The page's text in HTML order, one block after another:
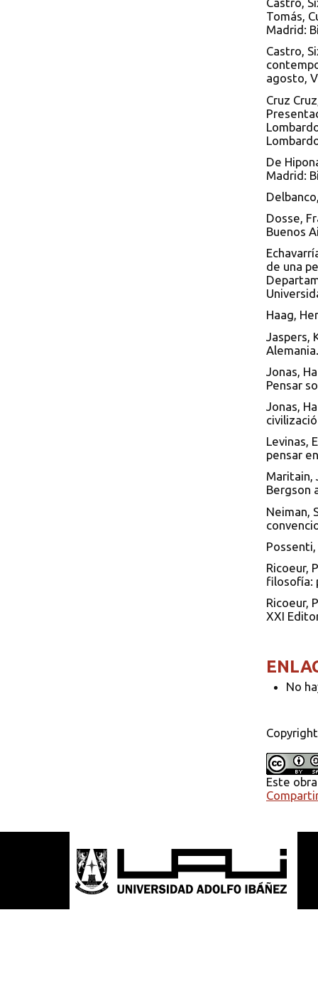
Tomás,
Madrid:
Castro,
agosto,
Cruz
De
Madrid:
Dosse,
Buenos
de una
Haag,
Jaspers,
Jonas,
Pensar
Jonas,
Levinas,
pensar
Maritain,
Bergson
Neiman,
Ricoeur,
filosofía:
Ricoeur,
XXI
No
Este